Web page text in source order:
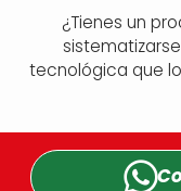
¿Tienes un
tecnológica que